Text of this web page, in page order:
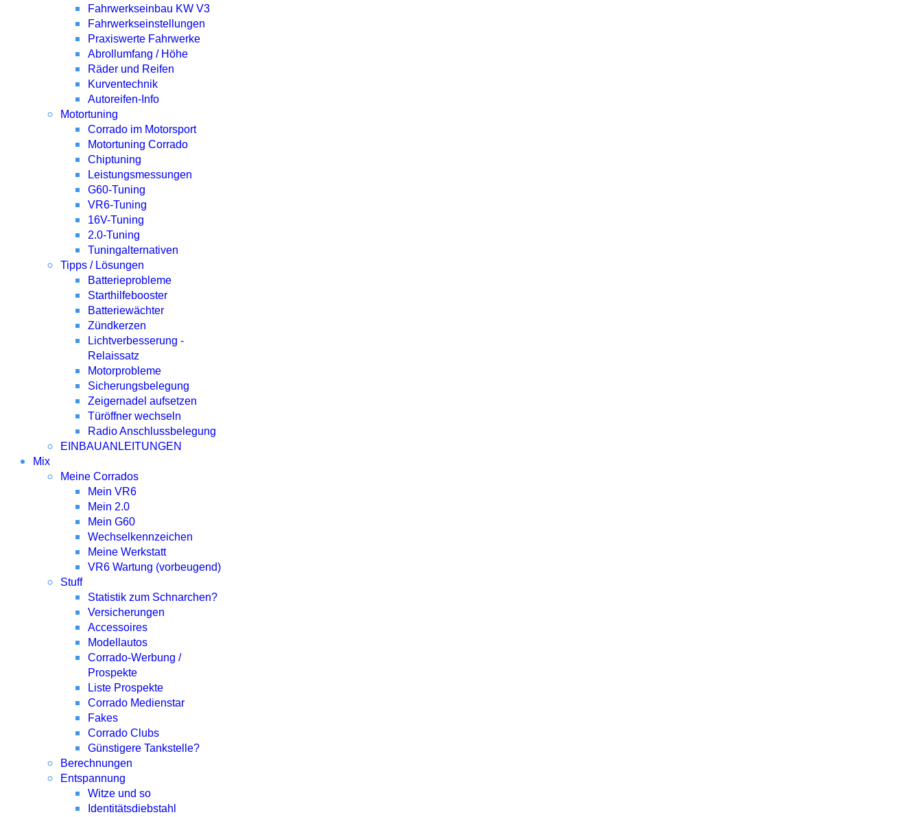
Fahrwerkseinbau KW V3
Fahrwerkseinstellungen
Praxiswerte Fahrwerke
Abrollumfang / Höhe
Räder und Reifen
Kurventechnik
Autoreifen-Info
Motortuning
Corrado im Motorsport
Motortuning Corrado
Chiptuning
Leistungsmessungen
G60-Tuning
VR6-Tuning
16V-Tuning
2.0-Tuning
Tuningalternativen
Tipps / Lösungen
Batterieprobleme
Starthilfebooster
Batteriewächter
Zündkerzen
Lichtverbesserung -
Relaissatz
Motorprobleme
Sicherungsbelegung
Zeigernadel aufsetzen
Türöffner wechseln
Radio Anschlussbelegung
EINBAUANLEITUNGEN
Mix
Meine Corrados
Mein VR6
Mein 2.0
Mein G60
Wechselkennzeichen
Meine Werkstatt
VR6 Wartung (vorbeugend)
Stuff
Statistik zum Schnarchen?
Versicherungen
Accessoires
Modellautos
Corrado-Werbung /
Prospekte
Liste Prospekte
Corrado Medienstar
Fakes
Corrado Clubs
Günstigere Tankstelle?
Berechnungen
Entspannung
Witze und so
Identitätsdiebstahl